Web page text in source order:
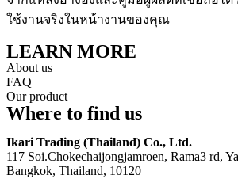
ใช้งานจริงในหน้างานของคุณ
LEARN MORE
About us
FAQ
Our product
Where to find us
Ikari Trading (Thailand) Co., Ltd.
117 Soi.Chokechaijongjamroen, Rama3 rd,
Bangkok, Thailand, 10120